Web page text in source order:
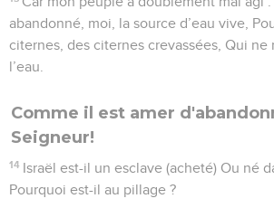
abandonné, moi, la source d’eau vive,
citernes, des citernes crevassées, Qui ne
l’eau.
Comme il est amer
Seigneur!
14 Israël est-il un esclave (acheté) Ou né
Pourquoi est-il au pillage ?